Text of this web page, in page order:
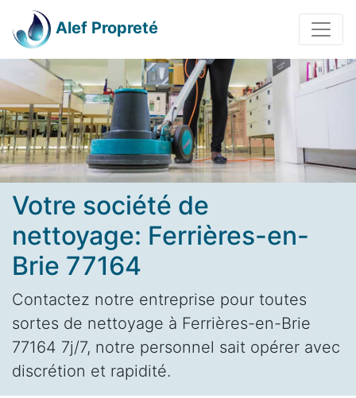
Alef Propreté
Votre société de
nettoyage: Ferrières-en-
Brie 77164
Contactez notre entreprise pour toutes
sortes de nettoyage à Ferrières-en-Brie
77164 7j/7, notre personnel sait opérer avec
discrétion et rapidité.